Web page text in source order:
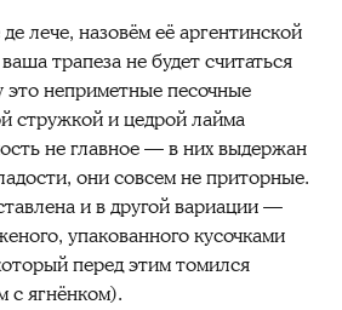
лече, назовём её аргентинской
трапеза не будет считаться
неприметные песочные
стружкой и цедрой лайма
не главное — в них выдержан
они совсем не приторные.
и в другой вариации —
упакованного кусочками
перед этим томился
с ягнёнком).